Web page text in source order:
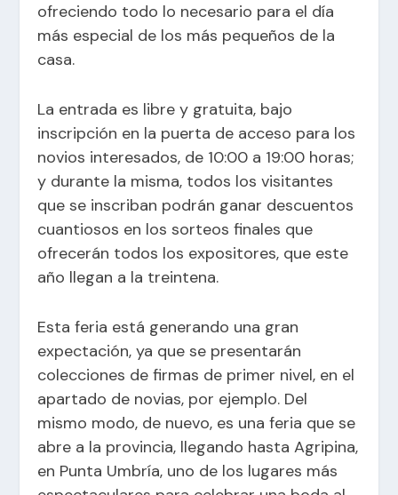
ofreciendo todo lo necesario para el día
más especial de los más pequeños de la
casa.
La entrada es libre y gratuita, bajo
inscripción en la puerta de acceso para los
novios interesados, de 10:00 a 19:00 horas;
y durante la misma, todos los visitantes
que se inscriban podrán ganar descuentos
cuantiosos en los sorteos finales que
ofrecerán todos los expositores, que este
año llegan a la treintena.
Esta feria está generando una gran
expectación, ya que se presentarán
colecciones de firmas de primer nivel, en el
apartado de novias, por ejemplo. Del
mismo modo, de nuevo, es una feria que se
abre a la provincia, llegando hasta Agripina,
en Punta Umbría, uno de los lugares más